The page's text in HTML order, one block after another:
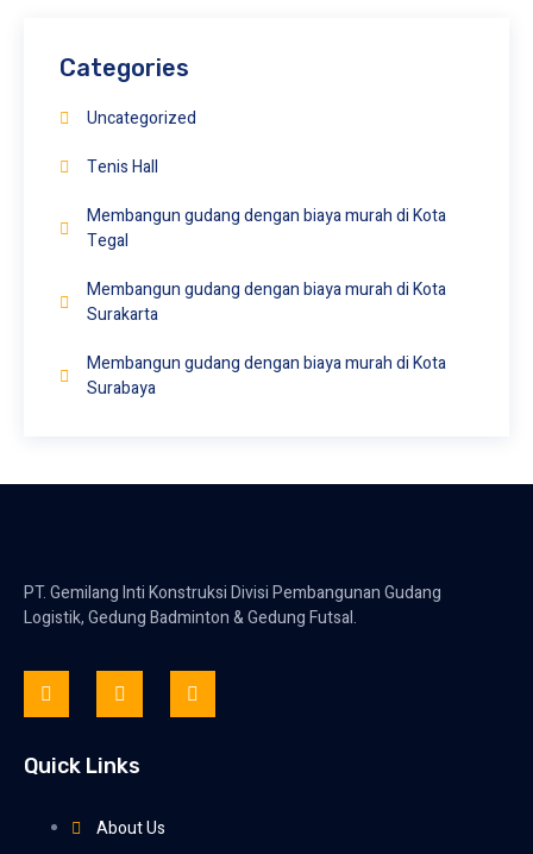
Categories
Uncategorized
Tenis Hall
Membangun gudang dengan biaya murah di Kota
Tegal
Membangun gudang dengan biaya murah di Kota
Surakarta
Membangun gudang dengan biaya murah di Kota
Surabaya
PT. Gemilang Inti Konstruksi Divisi Pembangunan Gudang
Logistik, Gedung Badminton & Gedung Futsal.
Quick Links
About Us